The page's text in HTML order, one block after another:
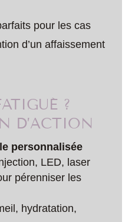
pour les cas
d’un affaissement
?
D’ACTION
personnalisée
LED, laser
pérenniser les
hydratation,